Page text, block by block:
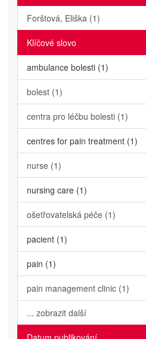
Forštová, Eliška (1)
Klíčové slovo
ambulance bolesti (1)
bolest (1)
centra pro léčbu bolesti (1)
centres for pain treatment (1)
nurse (1)
nursing care (1)
ošetřovatelská péče (1)
pacient (1)
pain (1)
pain management clinic (1)
... zobrazit další